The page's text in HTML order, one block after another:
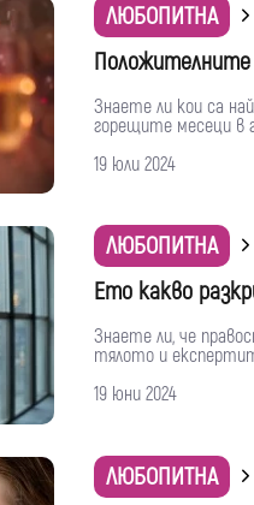
ЛЮБОПИТНА
Положителните
Знаете ли кои са
горещите месеци в
19 юли 2024
ЛЮБОПИТНА
Ето какво
Знаете ли, че
тялото и
19 юни 2024
ЛЮБОПИТНА